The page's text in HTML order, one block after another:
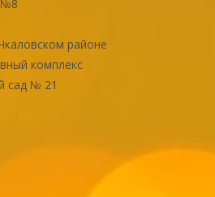
районе
комплекс
сад № 21